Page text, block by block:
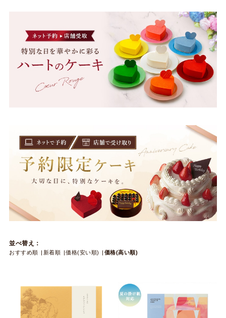
並べ替え：
おすすめ順 新着順 価格(安い順) 価格(高い順)